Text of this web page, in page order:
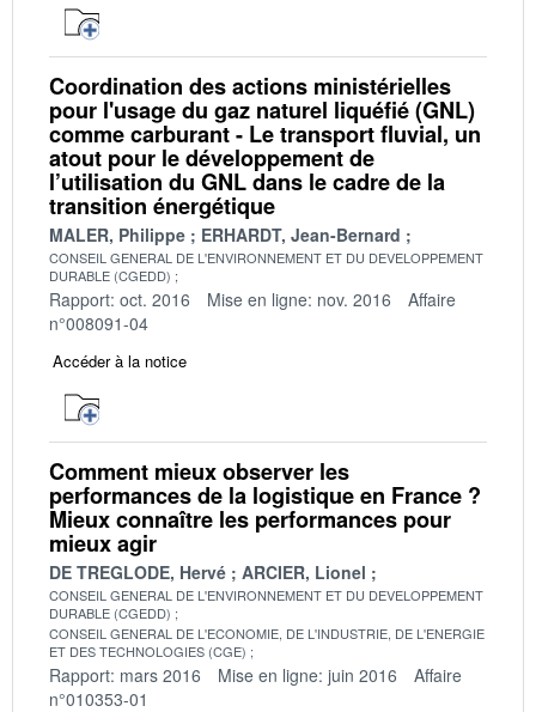
Coordination des actions ministérielles
pour l'usage du gaz naturel liquéfié (GNL)
comme carburant - Le transport fluvial, un
atout pour le développement de
l’utilisation du GNL dans le cadre de la
transition énergétique
MALER, Philippe ERHARDT, Jean-Bernard
CONSEIL GENERAL DE L'ENVIRONNEMENT ET DU DEVELOPPEMENT
DURABLE (CGEDD)
Rapport: oct. 2016 Mise en ligne: nov. 2016
Affaire
n°008091-04
Accéder à la notice
Comment mieux observer les
performances de la logistique en France ?
Mieux connaître les performances pour
mieux agir
DE TREGLODE, Hervé ARCIER, Lionel
CONSEIL GENERAL DE L'ENVIRONNEMENT ET DU DEVELOPPEMENT
DURABLE (CGEDD)
CONSEIL GENERAL DE L'ECONOMIE, DE L'INDUSTRIE, DE L'ENERGIE
ET DES TECHNOLOGIES (CGE)
Rapport: mars 2016 Mise en ligne: juin 2016
Affaire
n°010353-01